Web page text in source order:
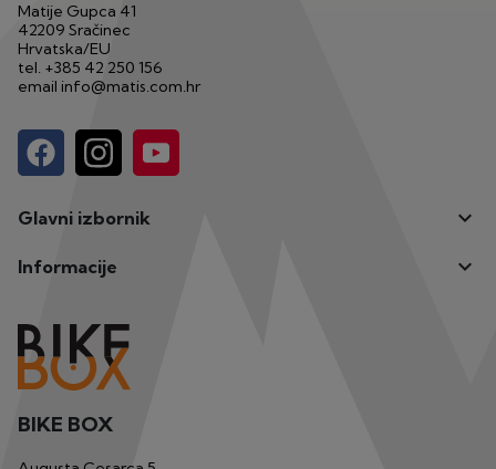
Matije Gupca 41
42209 Sračinec
Hrvatska/EU
tel. +385 42 250 156
email info@matis.com.hr
Glavni izbornik 
Informacije 
BIKE BOX